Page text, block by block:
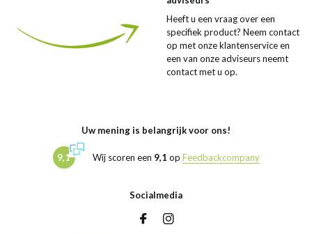
Heeft u een vraag over een
specifiek product? Neem contact
op met onze klantenservice en
een van onze adviseurs neemt
contact met u op.
Uw mening is belangrijk voor ons!
9,1 Wij scoren een 9,1 op Feedbackcompany
Socialmedia